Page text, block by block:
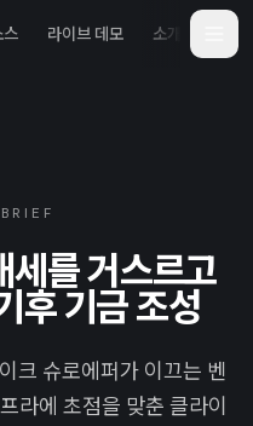
스 라이브 데모 소개
를 거스르고
후 기금 조성
크 슈로에퍼가 이끄는 벤
라에 초점을 맞춘 클라이